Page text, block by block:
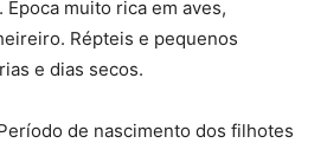
Época muito rica em aves,
Répteis e pequenos
e dias secos.
de nascimento dos filhotes